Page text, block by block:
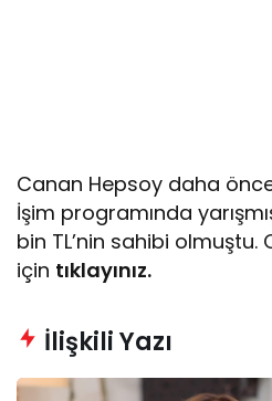
Canan Hepsoy daha
İşim programında
bin TL’nin sahibi olmuştu.
için tıklayınız.
İlişkili Yazı